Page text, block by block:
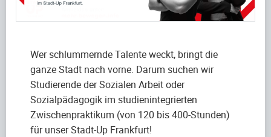
Wer schlummernde Talente weckt, bringt die
ganze Stadt nach vorne. Darum suchen wir
Studierende der Sozialen Arbeit oder
Sozialpädagogik im studienintegrierten
Zwischenpraktikum (von 120 bis 400-Stunden)
für unser Stadt-Up Frankfurt!